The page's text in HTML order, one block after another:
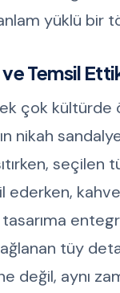
yüklü bir
Temsil
çok kültürde
nikah
ederken,
tüy
değil, aynı